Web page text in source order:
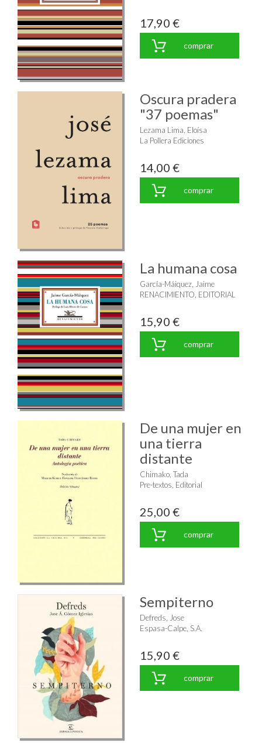
17,90 €
comprar
Oscura pradera
"37 poemas"
Lezama Lima, Eloísa
La Pollera Ediciones
14,00 €
comprar
La humana cosa
García-Máiquez, Jaime
RENACIMIENTO, EDITORIAL
15,90 €
comprar
De una mujer en
una tierra
distante
Chimako, Tada
Pre-textos, Editorial
25,00 €
comprar
Sempiterno
Defreds, Jose
Espasa-Calpe, S.A.
15,90 €
comprar